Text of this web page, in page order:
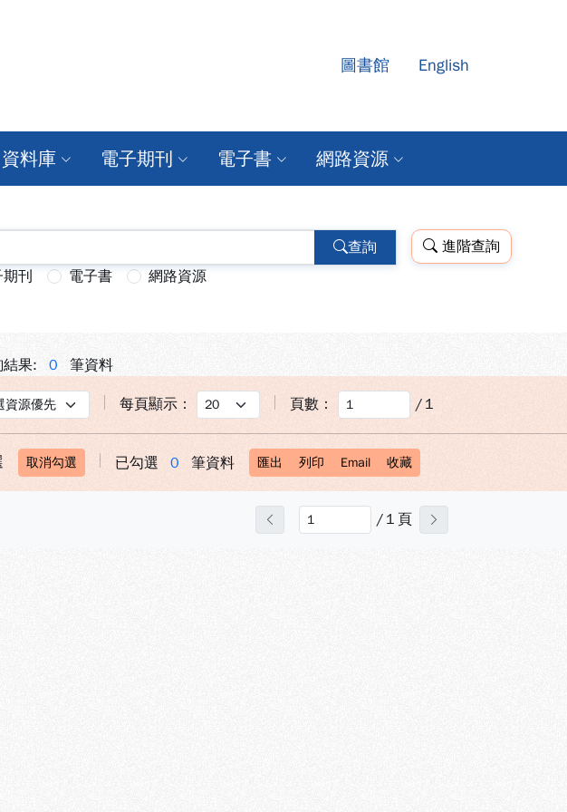
圖書館 English
資料庫 電子期刊 電子書 網路資源
查詢
進階查詢
刊
電子書 網路資源
果: 0 筆資料
每頁顯示： 頁數： / 1
取消勾選 已勾選 0 筆資料 匯出 列印 Email 收藏
上一頁 / 1 頁